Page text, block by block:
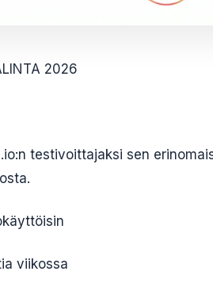
2026
testivoittajaksi sen
viikossa